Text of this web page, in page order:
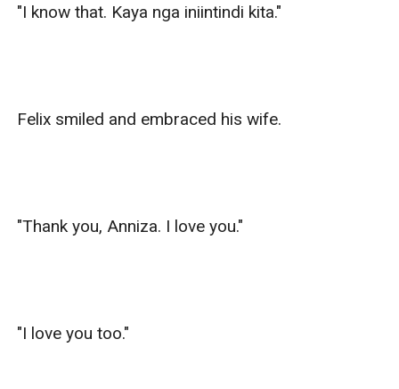
"I know that. Kaya nga iniintindi kita."
Felix smiled and embraced his wife.
"Thank you, Anniza. I love you."
"I love you too."